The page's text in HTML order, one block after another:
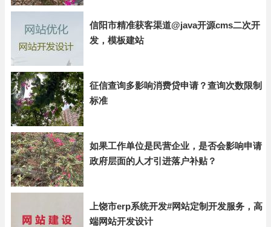
信阳市精准获客渠道@java开源cms二次开
发，模板建站
征信查询多影响消费贷申请？查询次数限制
标准
如果工作单位是民营企业，是否会影响申请
政府层面的人才引进落户补贴？
上饶市erp系统开发#网站定制开发服务，高
端网站开发设计